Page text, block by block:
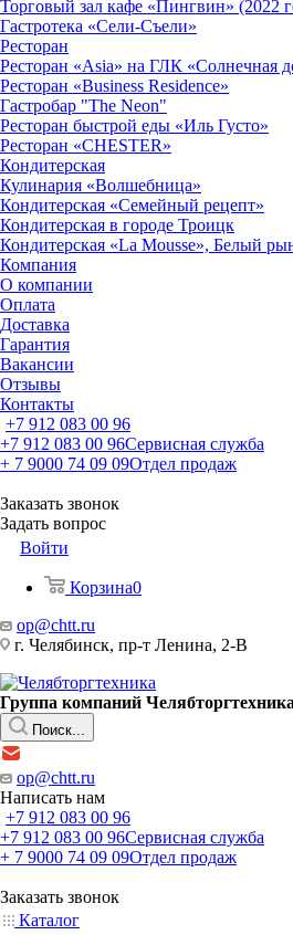
Торговый зал кафе «Пингвин» (2022
Гастротека «Сели-Съели»
Ресторан
Ресторан «Asia» на ГЛК «Солнечная
Ресторан «Business Residence»
Гастробар "The Neon"
Ресторан быстрой еды «Иль Густо»
Ресторан «CHESTER»
Кондитерская
Кулинария «Волшебница»
Кондитерская «Семейный рецепт»
Кондитерская в городе Троицк
Кондитерская «La Mousse», Белый
Компания
О компании
Оплата
Доставка
Гарантия
Вакансии
Отзывы
Контакты
+7 912 083 00 96
+7 912 083 00 96Сервисная служба
+ 7 9000 74 09 09Отдел продаж
Заказать звонок
Задать вопрос
Войти
Корзина0
op@chtt.ru
г. Челябинск, пр-т Ленина, 2-В
Группа компаний Челябторгтехника
Поиск...
op@chtt.ru
Написать нам
+7 912 083 00 96
+7 912 083 00 96Сервисная служба
+ 7 9000 74 09 09Отдел продаж
Заказать звонок
Каталог